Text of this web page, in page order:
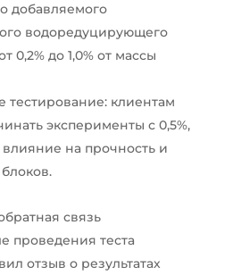
добавляемого
водоредуцирующего
0,2% до 1,0% от массы
тестирование: клиентам
эксперименты с 0,5%,
на прочность и
связь
проведения теста
отзыв о результатах